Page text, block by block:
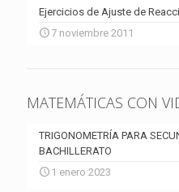
Ejercicios de Ajuste de
7 noviembre 2011
MATEMÁTICAS CON
TRIGONOMETRÍA PARA
BACHILLERATO
1 enero 2023